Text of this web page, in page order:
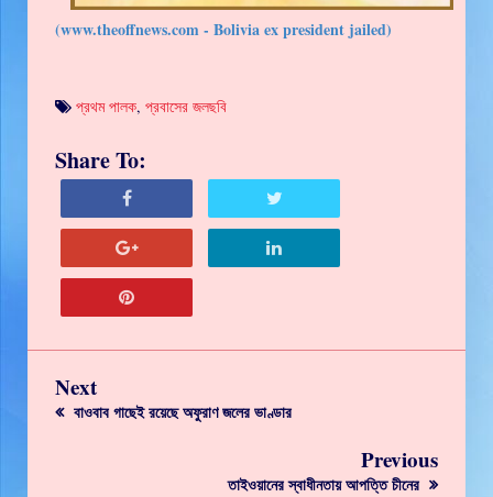
(www.theoffnews.com - Bolivia ex president jailed)
প্রথম পালক, প্রবাসের জলছবি
Share To:
Next
বাওবাব গাছেই রয়েছে অফুরাণ জলের ভাণ্ডার
Previous
তাইওয়ানের স্বাধীনতায় আপত্তি চীনের